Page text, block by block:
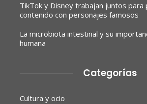
TikTok y Disney trabajan juntos para
contenido con personajes famosos
La microbiota intestinal y su
humana
Categorías
Cultura y ocio